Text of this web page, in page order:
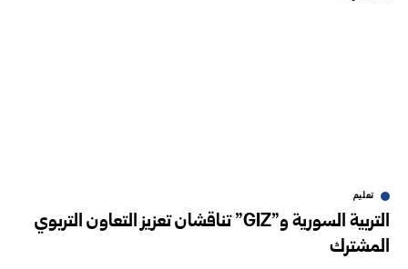
تعليم
التربية السورية و”GIZ” تناقشان تعزيز التعاون التربوي
المشترك